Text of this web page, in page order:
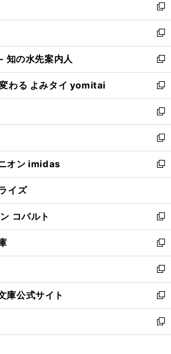
く
で
開
く
ド
ウ
で
開
く
い
ウ
ィ
ン
ド
ウ
で
開
く
新
し
い
ウ
ィ
ン
ド
ウ
で
開
く
新
し
い
ウ
ィ
ン
ド
ウ
で
開
く
知の水先案内人
新
し
い
ウ
ィ
ン
ド
ウ
で
開
わる よみタイ yomitai
新
し
い
ウ
ィ
ン
ド
ウ
開
く
新
し
い
ウ
ィ
ン
ウ
で
開
く
新
し
い
ウ
ン
ド
ウ
で
開
く
オン imidas
新
し
ウ
ィ
ン
ド
ウ
で
開
く
イズ
コバルト
新
し
い
ウ
ィ
ン
ド
ウ
で
開
新
し
い
ウ
ィ
ン
ド
ウ
新
し
い
ウ
ィ
ン
庫公式サイト
新
し
い
ウ
新
し